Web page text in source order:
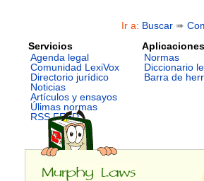
Ir a: Buscar➠
Servicios
Agenda legal
Comunidad LexiVox
Directorio jurídico
Noticias
Artículos y ensayos
Úlimas normas
RSS FEED
Aplicaciones
Normas
Diccionario
Barra de